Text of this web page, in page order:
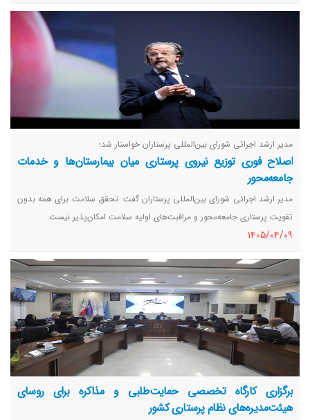
مدیر ارشد اجرائی شورای بین‌المللی پرستاران خواستار شد؛
اصلاح فوری توزیع نیروی پرستاری میان بیمارستان‌ها و خدمات
جامعه‌محور
مدیر ارشد اجرائی شورای بین‌المللی پرستاران گفت: تحقق سلامت برای همه بدون
تقویت پرستاری جامعه‌محور و مراقبت‌های اولیه سلامت امکان‌پذیر نیست.
١٤٠٥/٠٤/٠٩
برگزاری کارگاه تخصصی حمایت‌طلبی و مذاکره برای روسای
هیئت‌مدیره‌های نظام پرستاری کشور